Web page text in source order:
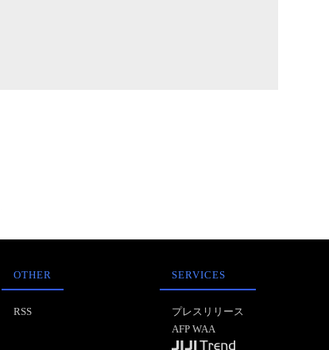
OTHER
RSS
SERVICES
プレスリリース
AFP WAA